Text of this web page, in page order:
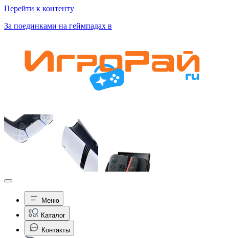
Перейти к контенту
За поединками на геймпадах в
Меню
Каталог
Контакты